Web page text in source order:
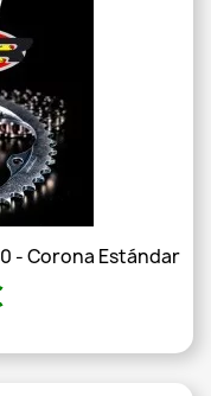
- Corona Estándar